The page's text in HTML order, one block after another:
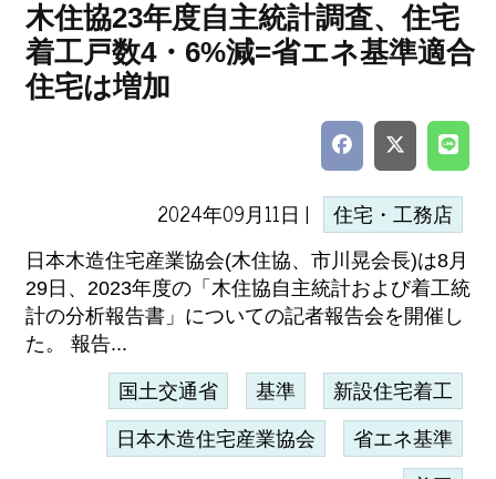
木住協23年度自主統計調査、住宅
着工戸数4・6%減=省エネ基準適合
住宅は増加
2024年09月11日 | 住宅・工務店
日本木造住宅産業協会(木住協、市川晃会長)は8月
29日、2023年度の「木住協自主統計および着工統
計の分析報告書」についての記者報告会を開催し
た。 報告...
国土交通省 基準 新設住宅着工
日本木造住宅産業協会 省エネ基準